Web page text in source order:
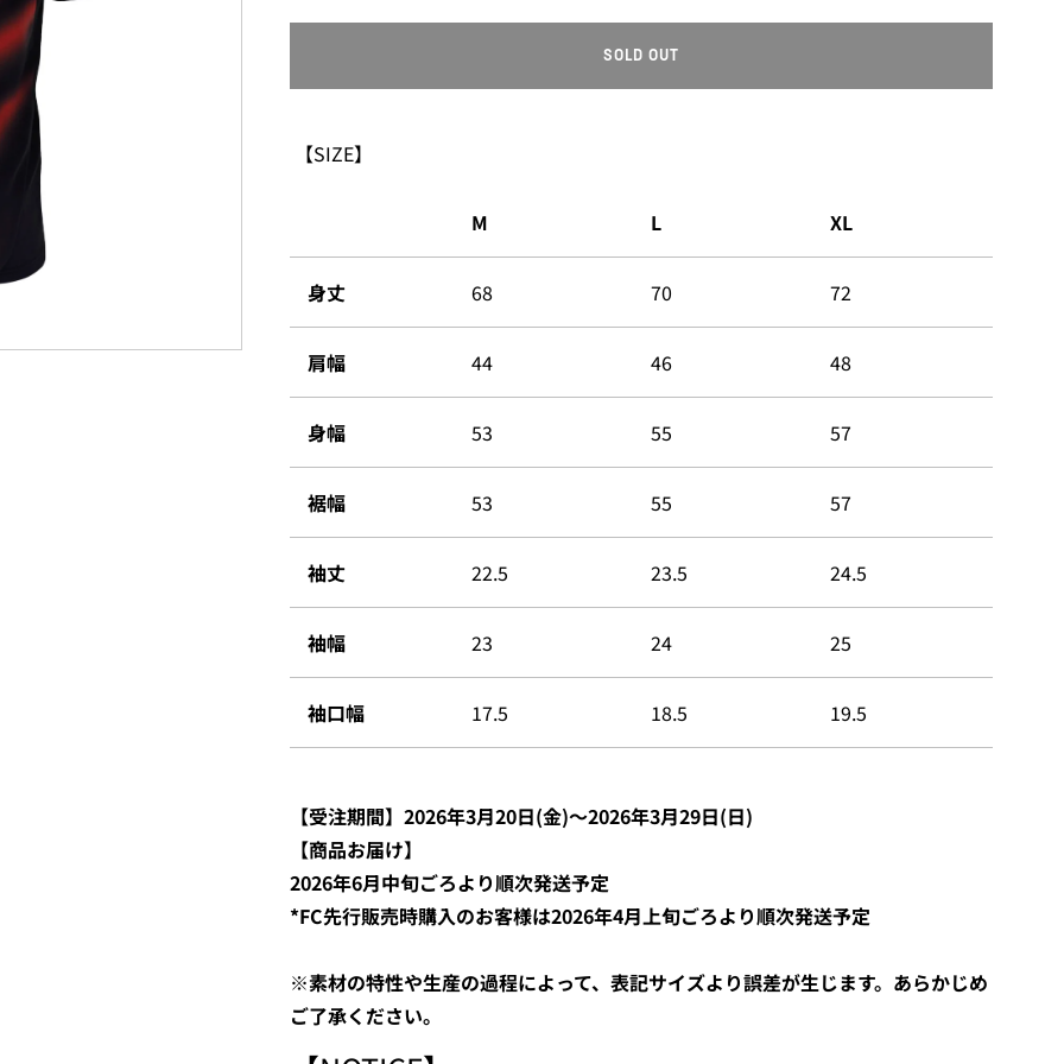
SOLD OUT
O
【SIZE】
M L XL
身丈 68 70 72
肩幅 44 46 48
身幅 53 55 57
裾幅 53 55 57
袖丈 22.5 23.5 24.5
袖幅 23 24 25
袖口幅 17.5 18.5 19.5
【受注期間】2026年3月20日(金)〜2026年3月29日(日)
【商品お届け】
2026年6月中旬ごろより順次発送予定
*FC先行販売時購入のお客様は2026年4月上旬ごろより順次発送予定
※素材の特性や生産の過程によって、表記サイズより誤差が生じます。あらかじめ
ご了承ください。